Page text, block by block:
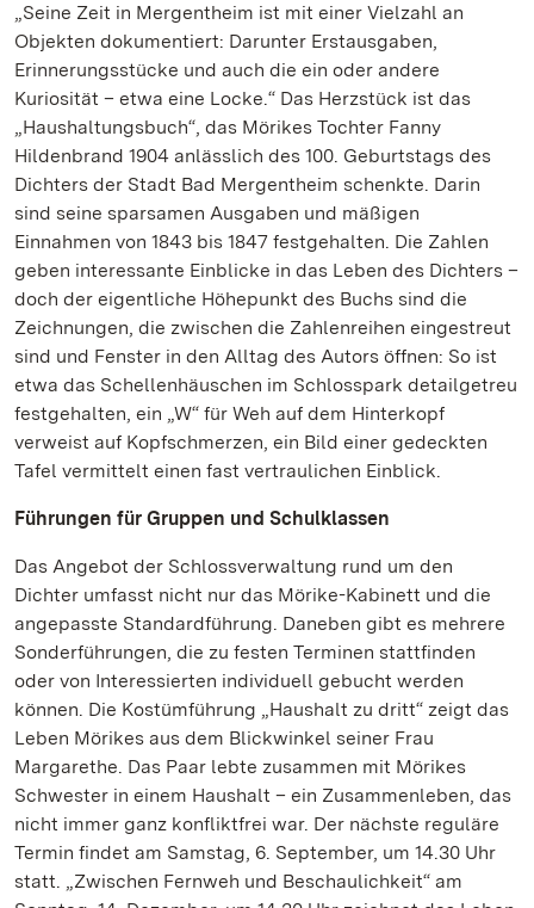
„Seine Zeit in Mergentheim ist mit einer Vielzahl an
Objekten dokumentiert: Darunter Erstausgaben,
Erinnerungsstücke und auch die ein oder andere
Kuriosität – etwa eine Locke.“ Das Herzstück ist das
„Haushaltungsbuch“, das Mörikes Tochter Fanny
Hildenbrand 1904 anlässlich des 100. Geburtstags des
Dichters der Stadt Bad Mergentheim schenkte. Darin
sind seine sparsamen Ausgaben und mäßigen
Einnahmen von 1843 bis 1847 festgehalten. Die Zahlen
geben interessante Einblicke in das Leben des Dichters –
doch der eigentliche Höhepunkt des Buchs sind die
Zeichnungen, die zwischen die Zahlenreihen eingestreut
sind und Fenster in den Alltag des Autors öffnen: So ist
etwa das Schellenhäuschen im Schlosspark detailgetreu
festgehalten, ein „W“ für Weh auf dem Hinterkopf
verweist auf Kopfschmerzen, ein Bild einer gedeckten
Tafel vermittelt einen fast vertraulichen Einblick.
Führungen für Gruppen und Schulklassen
Das Angebot der Schlossverwaltung rund um den
Dichter umfasst nicht nur das Mörike-Kabinett und die
angepasste Standardführung. Daneben gibt es mehrere
Sonderführungen, die zu festen Terminen stattfinden
oder von Interessierten individuell gebucht werden
können. Die Kostümführung „Haushalt zu dritt“ zeigt das
Leben Mörikes aus dem Blickwinkel seiner Frau
Margarethe. Das Paar lebte zusammen mit Mörikes
Schwester in einem Haushalt – ein Zusammenleben, das
nicht immer ganz konfliktfrei war. Der nächste reguläre
Termin findet am Samstag, 6. September, um 14.30 Uhr
statt. „Zwischen Fernweh und Beschaulichkeit“ am